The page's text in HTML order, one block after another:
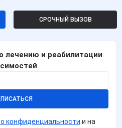
СРОЧНЫЙ ВЫЗОВ
лечению и реабилитации
конфиденциальности и на